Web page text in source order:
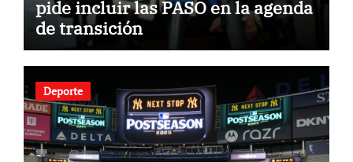
pide incluir las PASO en la agenda
de transición
Deporte